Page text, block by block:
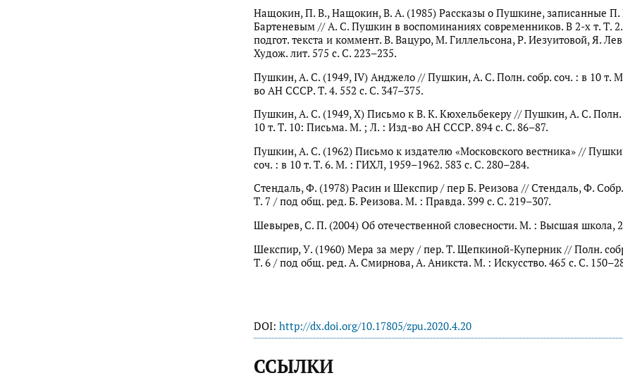
Нащокин, П. В., Нащокин, В. А. (1985) Рассказы о Пушкине, записанные П.
Бартеневым // А. С. Пушкин в воспоминаниях современников. В 2-х т. Т. 2.
подгот. текста и коммент. В. Вацуро, М. Гиллельсона, Р. Иезуитовой, Я.
Худож. лит. 575 с. С. 223–235.
Пушкин, А. С. (1949, IV) Анджело // Пушкин, А. С. Полн. собр. соч. : в 10 т.
во АН СССР. Т. 4. 552 с. С. 347–375.
Пушкин, А. С. (1949, X) Письмо к В. К. Кюхельбекеру // Пушкин, А. С. Полн.
10 т. Т. 10: Письма. М. ; Л. : Изд-во АН СССР. 894 с. С. 86–87.
Пушкин, А. С. (1962) Письмо к издателю «Московского вестника» //
соч. : в 10 т. Т. 6. М. : ГИХЛ, 1959–1962. 583 с. С. 280–284.
Стендаль, Ф. (1978) Расин и Шекспир / пер Б. Реизова // Стендаль, Ф. Собр.
Т. 7 / под общ. ред. Б. Реизова. М. : Правда. 399 с. С. 219–307.
Шевырев, С. П. (2004) Об отечественной словесности. М. : Высшая школа,
Шекспир, У. (1960) Мера за меру / пер. Т. Щепкиной-Куперник // Полн.
Т. 6 / под общ. ред. А. Смирнова, А. Аникста. М. : Искусство. 465 с. С.
DOI: http://dx.doi.org/10.17805/zpu.2020.4.20
ССЫЛКИ